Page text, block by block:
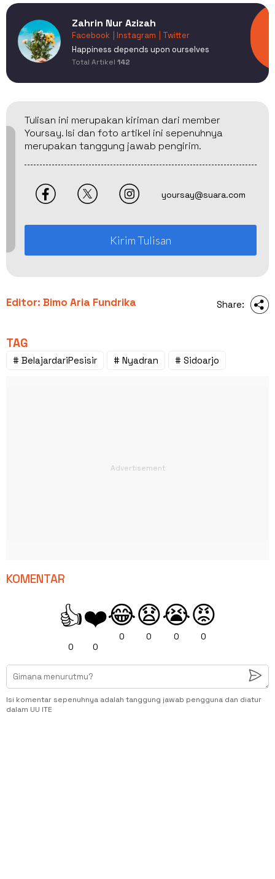
Zahrin Nur Azizah
Facebook | Instagram
| Twitter
Happiness depends upon ourselves
Total Artikel 142
Tulisan ini merupakan kiriman dari member
Yoursay. Isi dan foto artikel ini sepenuhnya
merupakan tanggung jawab pengirim.
yoursay@suara.com
Kirim Tulisan
Editor: Bimo Aria Fundrika Share:
TAG
# BelajardariPesisir # Nyadran # Sidoarjo
KOMENTAR
👍
0
❤️
0
😂
0
😧
0
😭
0
😡
0
Isi komentar sepenuhnya adalah tanggung jawab pengguna dan diatur
dalam UU ITE